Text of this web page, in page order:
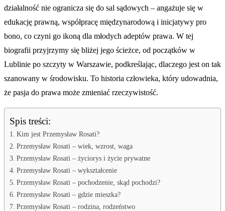
działalność nie ogranicza się do sal sądowych – angażuje się w
edukację prawną, współpracę międzynarodową i inicjatywy pro
bono, co czyni go ikoną dla młodych adeptów prawa. W tej
biografii przyjrzymy się bliżej jego ścieżce, od początków w
Lublinie po szczyty w Warszawie, podkreślając, dlaczego jest on tak
szanowany w środowisku. To historia człowieka, który udowadnia,
że pasja do prawa może zmieniać rzeczywistość.
Spis treści:
Kim jest Przemysław Rosati?
Przemysław Rosati – wiek, wzrost, waga
Przemysław Rosati – życiorys i życie prywatne
Przemysław Rosati – wykształcenie
Przemysław Rosati – pochodzenie, skąd pochodzi?
Przemysław Rosati – gdzie mieszka?
Przemysław Rosati – rodzina, rodzeństwo